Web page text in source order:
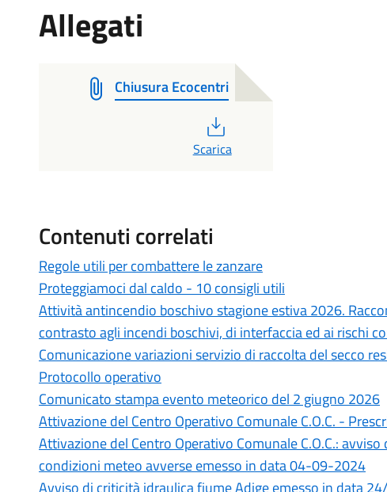
Allegati
Chiusura Ecocentri
Scarica
Contenuti correlati
Regole utili per combattere le zanzare
Proteggiamoci dal caldo - 10 consigli utili
Attività antincendio boschivo stagione estiva 2026.
contrasto agli incendi boschivi, di interfaccia ed ai rischi
Comunicazione variazioni servizio di raccolta del secco
Protocollo operativo
Comunicato stampa evento meteorico del 2 giugno 2026
Attivazione del Centro Operativo Comunale C.O.C. -
Attivazione del Centro Operativo Comunale C.O.C.:
condizioni meteo avverse emesso in data 04-09-2024
Avviso di criticità idraulica fiume Adige emesso in data